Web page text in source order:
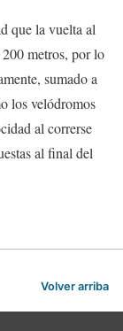
que la vuelta al
metros, por lo
sumado a
los velódromos
al correrse
al final del
Volver arriba